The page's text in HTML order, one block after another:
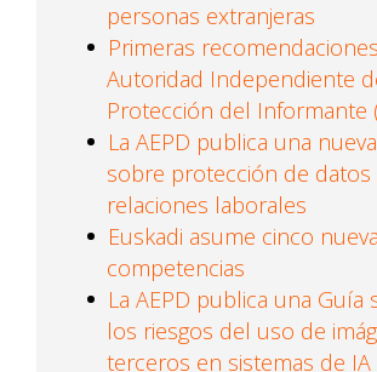
personas extranjeras
Primeras
Autoridad Independiente
Protección del Informante
La AEPD publica una
sobre protección de datos
relaciones laborales
Euskadi asume cinco
competencias
La AEPD publica una Guía
los riesgos del uso de
terceros en sistemas de IA